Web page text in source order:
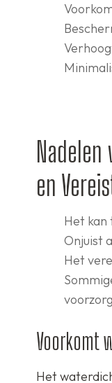
en
Het kan
Onjuist
Het
Voorkomt
Het